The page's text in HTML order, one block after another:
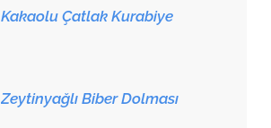
Kakaolu Çatlak Kurabiye
Zeytinyağlı Biber Dolması